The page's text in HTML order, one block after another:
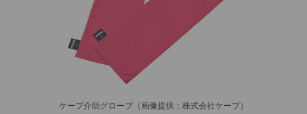
ケープ介助グローブ（画像提供：株式会社ケープ）